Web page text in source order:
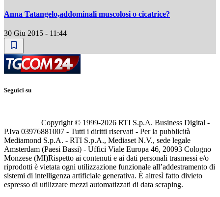
Anna Tatangelo,addominali muscolosi o cicatrice?
30 Giu 2015 - 11:44
Seguici su
Copyright © 1999-2026 RTI S.p.A. Business Digital -
P.Iva 03976881007 - Tutti i diritti riservati - Per la pubblicità
Mediamond S.p.A. - RTI S.p.A., Mediaset N.V., sede legale
Amsterdam (Paesi Bassi) - Uffici Viale Europa 46, 20093 Cologno
Monzese (MI)Rispetto ai contenuti e ai dati personali trasmessi e/o
riprodotti è vietata ogni utilizzazione funzionale all’addestramento di
sistemi di intelligenza artificiale generativa. È altresì fatto divieto
espresso di utilizzare mezzi automatizzati di data scraping.